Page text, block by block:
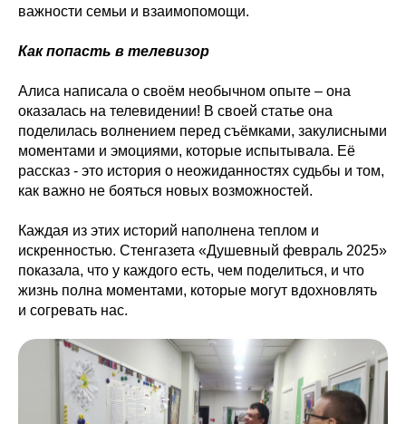
важности семьи и взаимопомощи.
Как попасть в телевизор
Алиса написала о своём необычном опыте – она
оказалась на телевидении! В своей статье она
поделилась волнением перед съёмками, закулисными
моментами и эмоциями, которые испытывала. Её
рассказ - это история о неожиданностях судьбы и том,
как важно не бояться новых возможностей.
Каждая из этих историй наполнена теплом и
искренностью. Стенгазета «Душевный февраль 2025»
показала, что у каждого есть, чем поделиться, и что
жизнь полна моментами, которые могут вдохновлять
и согревать нас.